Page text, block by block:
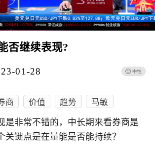
否继续表现?
01-28
商 价值 趋势 马敏
是非常不错的，中长期来看券商是
关键点是在量能是否能持续？